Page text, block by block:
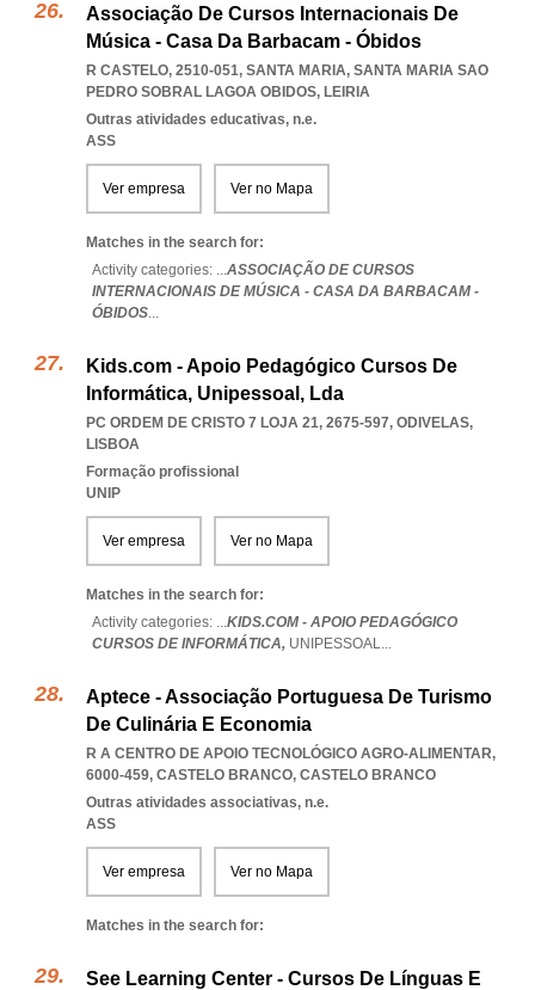
Associação De Cursos Internacionais De
Música - Casa Da Barbacam - Óbidos
R CASTELO, 2510-051, SANTA MARIA, SANTA MARIA SAO
PEDRO SOBRAL LAGOA OBIDOS, LEIRIA
Outras atividades educativas, n.e.
ASS
Ver empresa Ver no Mapa
Matches in the search for:
Activity categories: ...ASSOCIAÇÃO DE CURSOS
INTERNACIONAIS DE MÚSICA - CASA DA BARBACAM -
ÓBIDOS...
Kids.com - Apoio Pedagógico Cursos De
Informática, Unipessoal, Lda
PC ORDEM DE CRISTO 7 LOJA 21, 2675-597, ODIVELAS,
LISBOA
Formação profissional
UNIP
Ver empresa Ver no Mapa
Matches in the search for:
Activity categories: ...KIDS.COM - APOIO PEDAGÓGICO
CURSOS DE INFORMÁTICA, UNIPESSOAL...
Aptece - Associação Portuguesa De Turismo
De Culinária E Economia
R A CENTRO DE APOIO TECNOLÓGICO AGRO-ALIMENTAR,
6000-459, CASTELO BRANCO, CASTELO BRANCO
Outras atividades associativas, n.e.
ASS
Ver empresa Ver no Mapa
Matches in the search for:
See Learning Center - Cursos De Línguas E